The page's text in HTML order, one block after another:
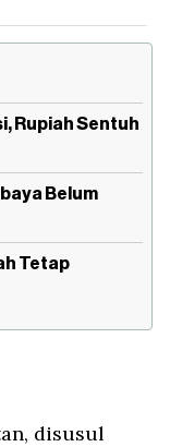
Rupiah Sentuh
Belum
Tetap
disusul